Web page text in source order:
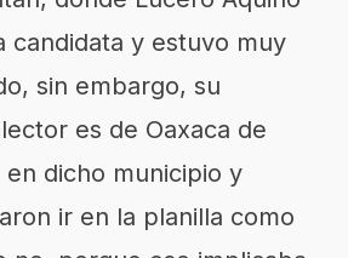
candidata y estuvo muy
sin embargo, su
es de Oaxaca de
dicho municipio y
ir en la planilla como